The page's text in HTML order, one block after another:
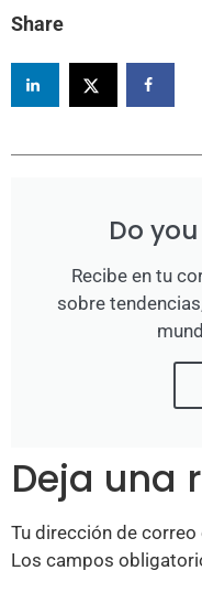
Share
Do
Recibe en tu
sobre
Deja una
Tu dirección de
Los campos